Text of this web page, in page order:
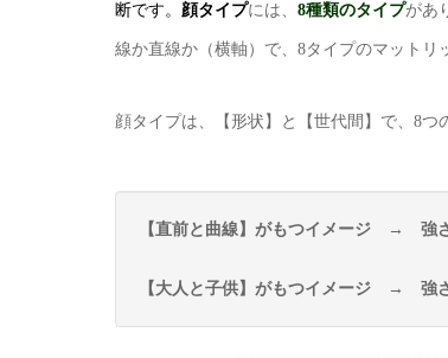
断です。 顔タイプには、 8種類のタイプがあ
線か直線か（横軸）で、8タイプのマットリ
顔タイプは、【形状】と【世代間】で、8つ
【直前と曲線】がもつイメージ → 強
【大人と子供】がもつイメージ → 強